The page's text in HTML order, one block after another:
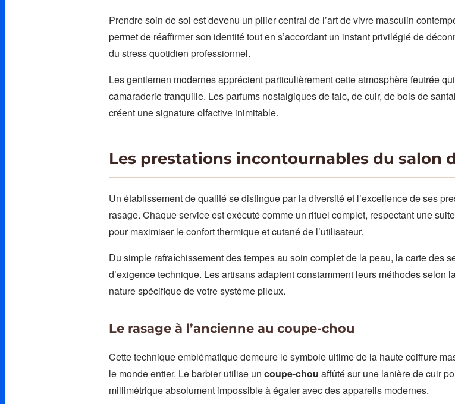
Prendre soin de soi est devenu un pilier central de l’art de vivre masculin
permet de réaffirmer son identité tout en s’accordant un instant privilégié de
du stress quotidien professionnel.
Les gentlemen modernes apprécient particulièrement cette atmosphère feutrée
camaraderie tranquille. Les parfums nostalgiques de talc, de cuir, de bois de
créent une signature olfactive inimitable.
Les prestations incontournables du salon
Un établissement de qualité se distingue par la diversité et l’excellence de ses
rasage. Chaque service est exécuté comme un rituel complet, respectant une
pour maximiser le confort thermique et cutané de l’utilisateur.
Du simple rafraîchissement des tempes au soin complet de la peau, la carte des
d’exigence technique. Les artisans adaptent constamment leurs méthodes selon
nature spécifique de votre système pileux.
Le rasage à l’ancienne au coupe-chou
Cette technique emblématique demeure le symbole ultime de la haute coiffure
le monde entier. Le barbier utilise un coupe-chou affûté sur une lanière de cuir
millimétrique absolument impossible à égaler avec des appareils modernes.